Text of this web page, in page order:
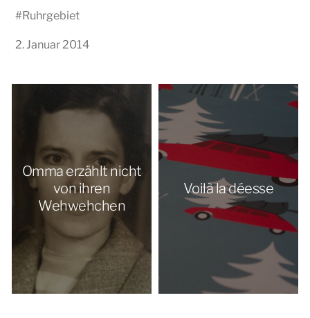
#Ruhrgebiet
2. Januar 2014
Omma erzählt nicht
von ihren
Wehwehchen
Voilà la déesse